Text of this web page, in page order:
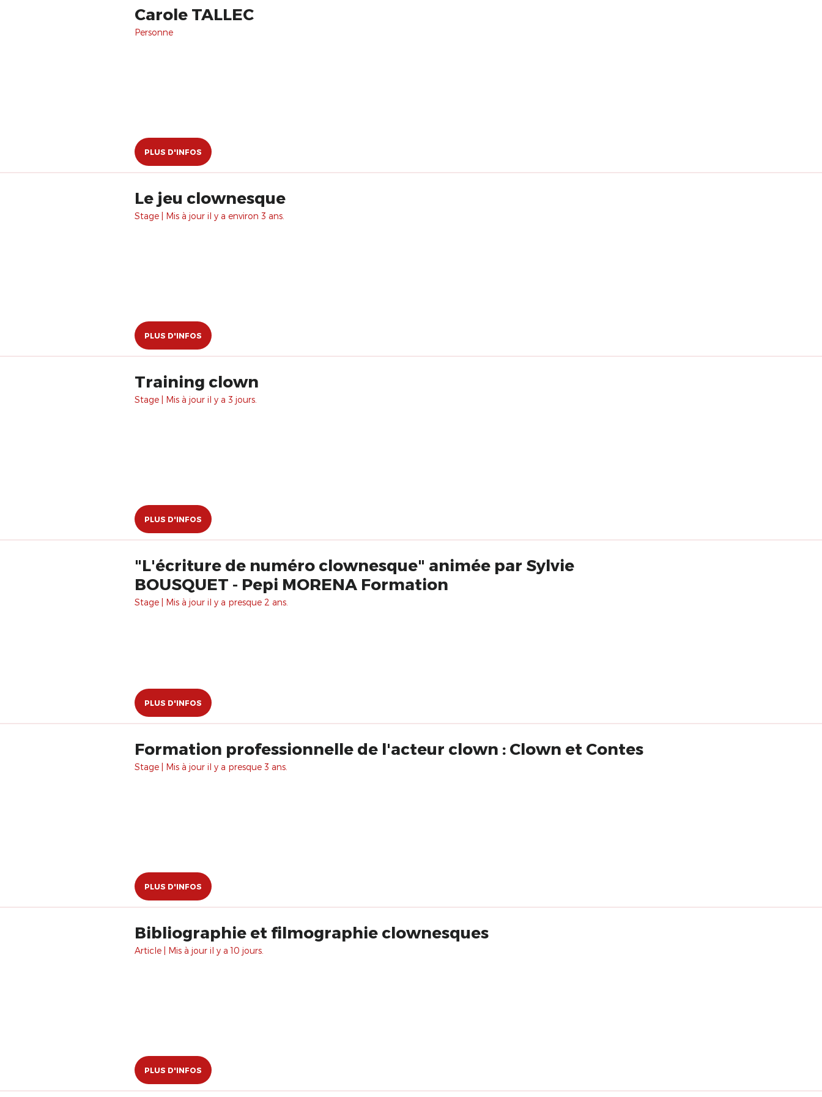
Carole TALLEC
Personne
PLUS D'INFOS
Le jeu clownesque
Stage | Mis à jour il y a environ 3 ans.
PLUS D'INFOS
Training clown
Stage | Mis à jour il y a 3 jours.
PLUS D'INFOS
"L'écriture de numéro clownesque" animée par Sylvie
BOUSQUET - Pepi MORENA Formation
Stage | Mis à jour il y a presque 2 ans.
PLUS D'INFOS
Formation professionnelle de l'acteur clown : Clown et Contes
Stage | Mis à jour il y a presque 3 ans.
PLUS D'INFOS
Bibliographie et filmographie clownesques
Article | Mis à jour il y a 10 jours.
PLUS D'INFOS